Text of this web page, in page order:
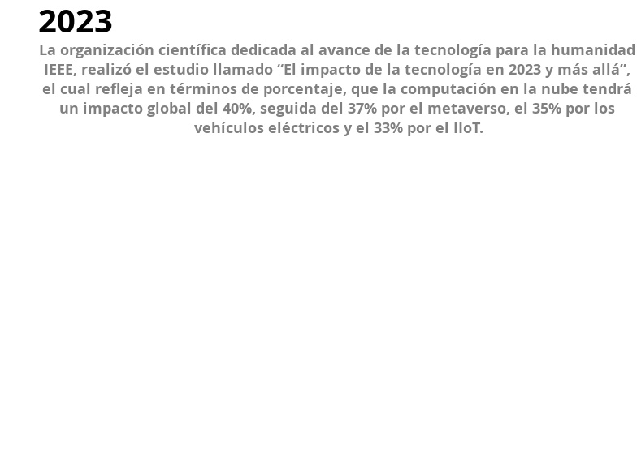
2023
La organización científica dedicada al avance de la tecnología para la humanidad
IEEE, realizó el estudio llamado “El impacto de la tecnología en 2023 y más allá”,
el cual refleja en términos de porcentaje, que la computación en la nube tendrá
un impacto global del 40%, seguida del 37% por el metaverso, el 35% por los
vehículos eléctricos y el 33% por el IIoT.